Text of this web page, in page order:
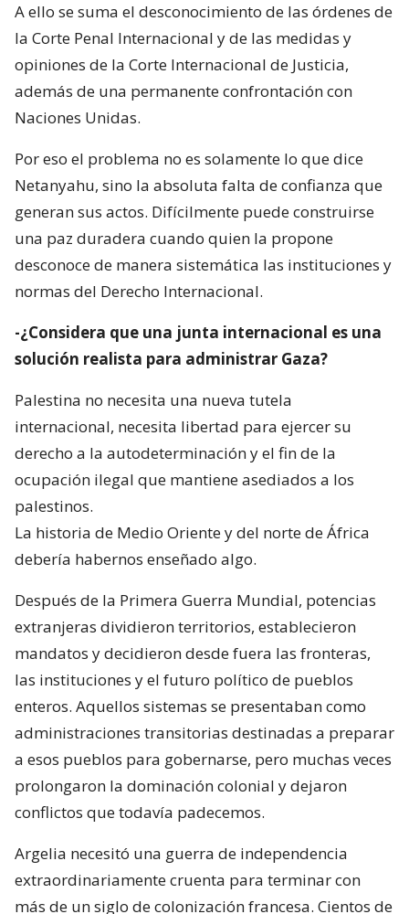
A ello se suma el desconocimiento de las órdenes de
la Corte Penal Internacional y de las medidas y
opiniones de la Corte Internacional de Justicia,
además de una permanente confrontación con
Naciones Unidas.
Por eso el problema no es solamente lo que dice
Netanyahu, sino la absoluta falta de confianza que
generan sus actos. Difícilmente puede construirse
una paz duradera cuando quien la propone
desconoce de manera sistemática las instituciones y
normas del Derecho Internacional.
-¿Considera que una junta internacional es una
solución realista para administrar Gaza?
Palestina no necesita una nueva tutela
internacional, necesita libertad para ejercer su
derecho a la autodeterminación y el fin de la
ocupación ilegal que mantiene asediados a los
palestinos.
La historia de Medio Oriente y del norte de África
debería habernos enseñado algo.
Después de la Primera Guerra Mundial, potencias
extranjeras dividieron territorios, establecieron
mandatos y decidieron desde fuera las fronteras,
las instituciones y el futuro político de pueblos
enteros. Aquellos sistemas se presentaban como
administraciones transitorias destinadas a preparar
a esos pueblos para gobernarse, pero muchas veces
prolongaron la dominación colonial y dejaron
conflictos que todavía padecemos.
Argelia necesitó una guerra de independencia
extraordinariamente cruenta para terminar con
más de un siglo de colonización francesa. Cientos de